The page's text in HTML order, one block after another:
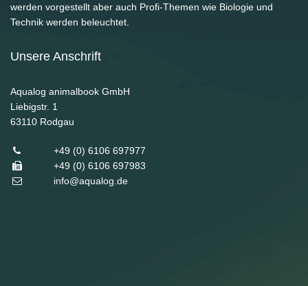
werden vorgestellt aber auch Profi-Themen wie Biologie und
Technik werden beleuchtet.
Unsere Anschrift
Aqualog animalbook GmbH
Liebigstr. 1
63110 Rodgau
+49 (0) 6106 697977
+49 (0) 6106 697983
info@aqualog.de